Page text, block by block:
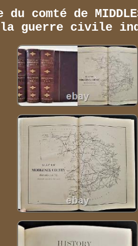
comté de
guerre civile